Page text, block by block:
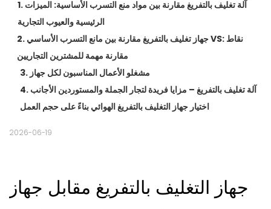
1. آلة تغليف بالتفريغ مقارنة بين مواد منع التسرب الأساسية: الميزات
الرئيسية والعيوب التجارية
2. جهاز تغليف بالتفريغ مقارنة بين مانع التسرب الأساسي VS: نقاط
مقارنة مهمة للمشترين التجاريين
3. مشغلو الأعمال المناسبون لكل جهاز
4. آلة تغليف بالتفريغ – مزايا فريدة لتجار الجملة والمستوردين الأجانب
اختيار جهاز التغليف بالتفريغ الهوائي بناءً على حجم العمل
2026-06-19
جهاز التغليف بالتفريغ مقابل جهاز